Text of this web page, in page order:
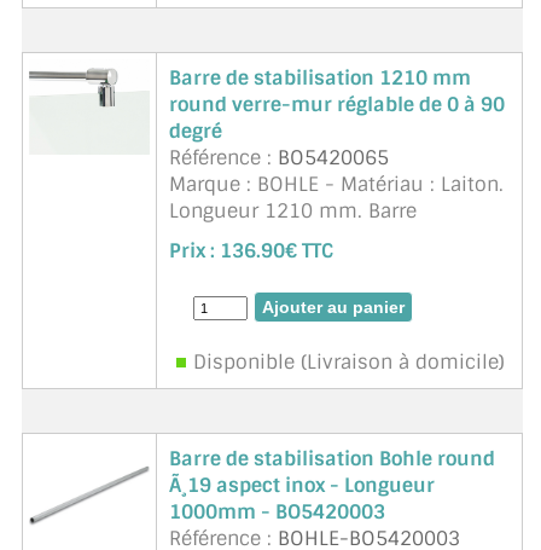
Barre de stabilisation 1210 mm
round verre-mur réglable de 0 à 90
degré
Référence : BO5420065
Marque : BOHLE - Matériau : Laiton.
Longueur 1210 mm. Barre
raccourcissable individuellement.
Raccord mural réglable. Epaisseur
de verre 8, 10 mm
Prix : 136.90€ TTC
Disponible (Livraison à domicile)
Barre de stabilisation Bohle round
Ã¸19 aspect inox - Longueur
1000mm - BO5420003
Référence : BOHLE-BO5420003